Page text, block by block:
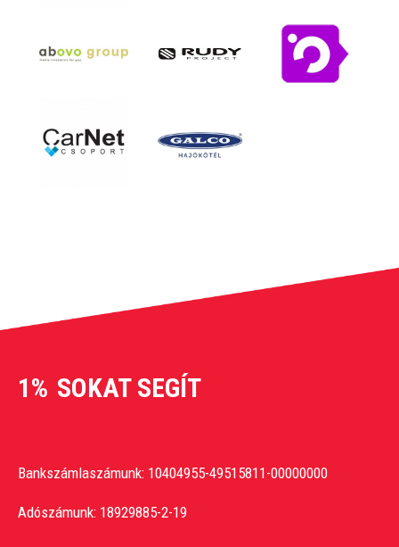
1% SOKAT SEGÍT
Bankszámlaszámunk: 10404955-49515811-00000000
Adószámunk: 18929885-2-19